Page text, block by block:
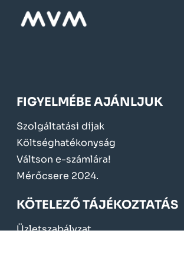
FIGYELMÉBE AJÁNLJUK
Szolgáltatási díjak
Költséghatékonyság
Váltson e-számlára!
Mérőcsere 2024.
KÖTELEZŐ TÁJÉKOZTATÁS
Üzletszabályzat